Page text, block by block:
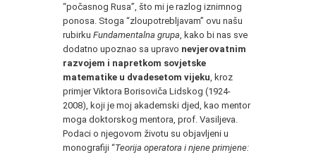
“počasnog Rusa”, što mi je razlog iznimnog
ponosa. Stoga “zloupotrebljavam” ovu našu
rubirku Fundamentalna grupa , kako bi nas sve
dodatno upoznao sa upravo nevjerovatnim
razvojem i napretkom sovjetske
matematike u dvadesetom vijeku , kroz
primjer Viktora Borisoviča Lidskog (1924-
2008), koji je moj akademski djed, kao mentor
moga doktorskog mentora, prof. Vasiljeva.
Podaci o njegovom životu su objavljeni u
monografiji “Teorija operatora i njene primjene: